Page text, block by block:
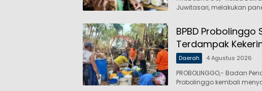
Juwitasari, melakukan
BPBD
Terdampak
Daerah 4 Agustus 2026
PROBOLINGGO,- Badan
Probolinggo kembali